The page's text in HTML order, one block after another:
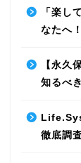
「楽し
なたへ
【永久
知るべ
徹底調